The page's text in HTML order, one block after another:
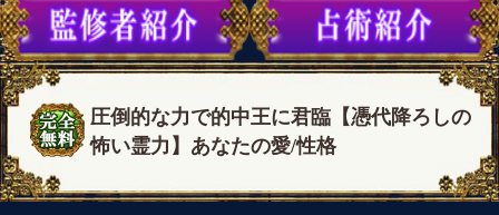
圧倒的な力で的中王に君臨【憑代降ろしの
怖い霊力】あなたの愛/性格